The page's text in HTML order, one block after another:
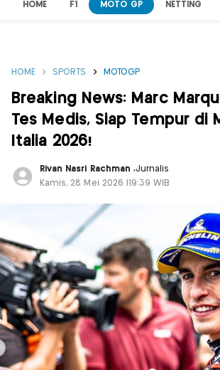
HOME F1 MOTO GP NETTING
HOME SPORTS MOTOGP
Breaking News: Marc
Tes Medis, Siap Tempur di
Italia 2026!
Rivan Nasri Rachman ,Jurnalis
Kamis, 28 Mei 2026 |19:39 WIB